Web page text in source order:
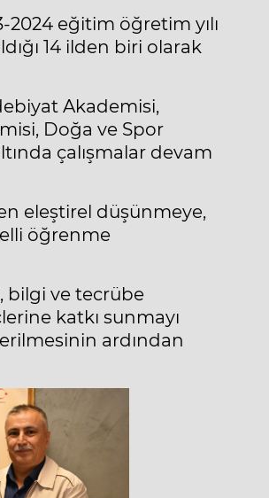
2024 eğitim öğretim yılı
14 ilden biri olarak
Akademisi,
Doğa ve Spor
çalışmalar devam
eleştirel düşünmeye,
öğrenme
bilgi ve tecrübe
katkı sunmayı
ardından